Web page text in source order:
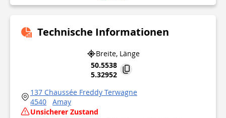
Technische Informationen
Breite, Länge
50.5538
5.32952
137 Chaussée Freddy Terwagne
4540
Amay
Unsicherer Zustand